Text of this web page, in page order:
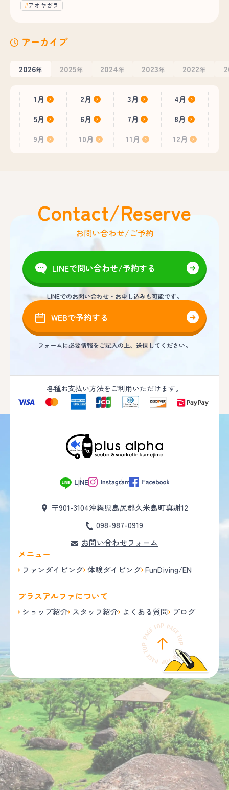
アオヤガラ
アーカイブ
2026年 2025年 2024年 2023年 2022年
1月 2月 3月
4月
5月
6月 7月
8月
9月
10月 11月 12月
Contact/Reserve
お問い合わせ/ご予約
LINEで問い合わせ/予約する
LINEでのお問い合わせ・お申し込みも可能です。
WEBで予約する
フォームに必要情報をご記入の上、送信してください。
各種お支払い方法をご利用いただけます。
〒901-3104沖縄県島尻郡久米島町真謝12
098-987-0919
お問い合わせフォーム
メニュー
ファンダイビング 体験ダイビング FunDiving/EN
プラスアルファについて
ショップ紹介 スタッフ紹介 よくある質問 ブログ